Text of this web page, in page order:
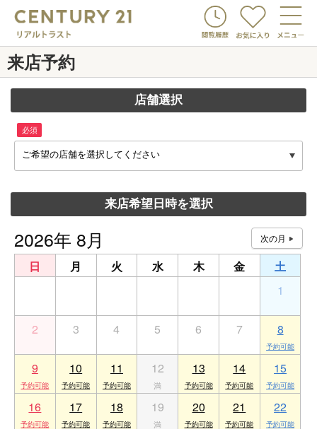
来店予約
店舗選択
必須
ご希望の店舗を選択してください
来店希望日時を選択
2026年 8月
日 月 火 水 木 金
土
1
2 3 4 5 6 7 8
9 10 11 12 13 14 15
16 17 18 19 20 21 22